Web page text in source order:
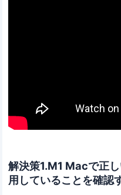
解決策1.M1 Macで正
用していることを確認